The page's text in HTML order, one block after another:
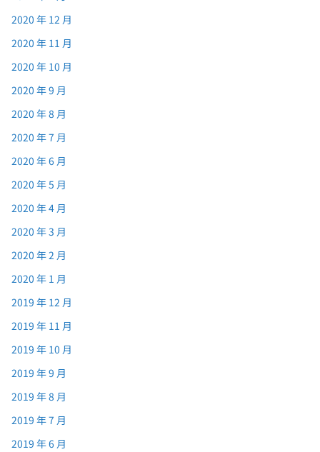
2020 年 12 月
2020 年 11 月
2020 年 10 月
2020 年 9 月
2020 年 8 月
2020 年 7 月
2020 年 6 月
2020 年 5 月
2020 年 4 月
2020 年 3 月
2020 年 2 月
2020 年 1 月
2019 年 12 月
2019 年 11 月
2019 年 10 月
2019 年 9 月
2019 年 8 月
2019 年 7 月
2019 年 6 月